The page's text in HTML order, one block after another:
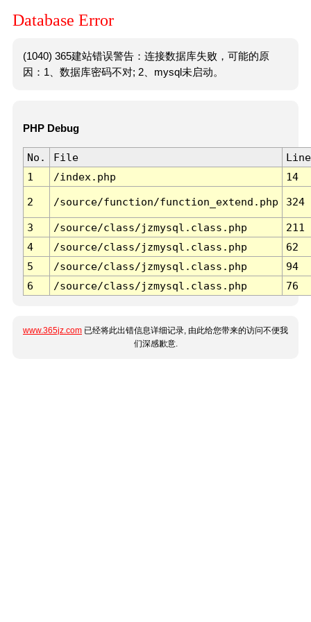
Database Error
(1040) 365建站错误警告：连接数据库失败，可能的原
因：1、数据库密码不对; 2、mysql未启动。
PHP Debug
No. File
Line
1
/index.php 14
2 /source/function/function_extend.php 324
3 /source/class/jzmysql.class.php
211
4
/source/class/jzmysql.class.php
62
5
/source/class/jzmysql.class.php
94
6
/source/class/jzmysql.class.php 76
www.365jz.com 已经将此出错信息详细记录, 由此给您带来的访问不便我
们深感歉意.